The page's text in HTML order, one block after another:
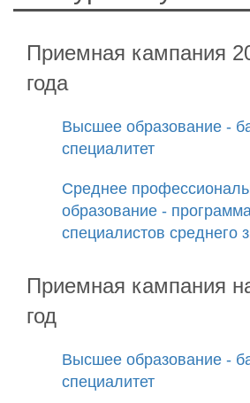
Приемная кампания
года
Высшее образование -
специалитет
Среднее
образование -
специалистов среднего
Приемная кампания
год
Высшее образование -
специалитет